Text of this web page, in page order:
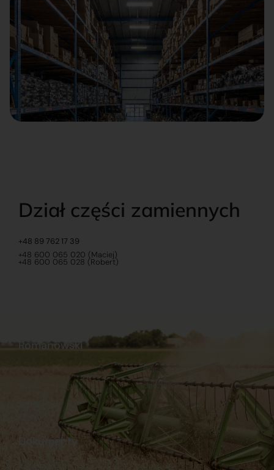
Dział części zamiennych
+48 89 762 17 39
+48 600 065 020 (Maciej)
+48 600 065 028 (Robert)
Dokumenty
Regulamin Dostawy
Romanowski
Sklep internetowy
Praca
Ubezpieczenia